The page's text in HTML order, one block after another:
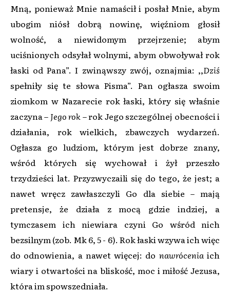
Mną, ponieważ Mnie namaścił i posłał Mnie, abym
ubogim niósł dobrą nowinę, więźniom głosił
wolność, a niewidomym przejrzenie; abym
uciśnionych odsyłał wolnymi, abym obwoływał rok
łaski od Pana”. I zwinąwszy zwój, oznajmia: ,,Dziś
spełniły się te słowa Pisma”. Pan ogłasza swoim
ziomkom w Nazarecie rok łaski, który się właśnie
zaczyna – Jego rok– rok Jego szczególnej obecności i
działania, rok wielkich, zbawczych wydarzeń.
Ogłasza go ludziom, którym jest dobrze znany,
wśród których się wychował i żył przeszło
trzydzieści lat. Przyzwyczaili się do tego, że jest; a
nawet wręcz zawłaszczyli Go dla siebie – mają
pretensje, że działa z mocą gdzie indziej, a
tymczasem ich niewiara czyni Go wśród nich
bezsilnym (zob. Mk 6, 5 - 6). Rok łaski wzywa ich więc
do odnowienia, a nawet więcej: do nawróceniaich
wiary i otwartości na bliskość, moc i miłość Jezusa,
która im spowszedniała.